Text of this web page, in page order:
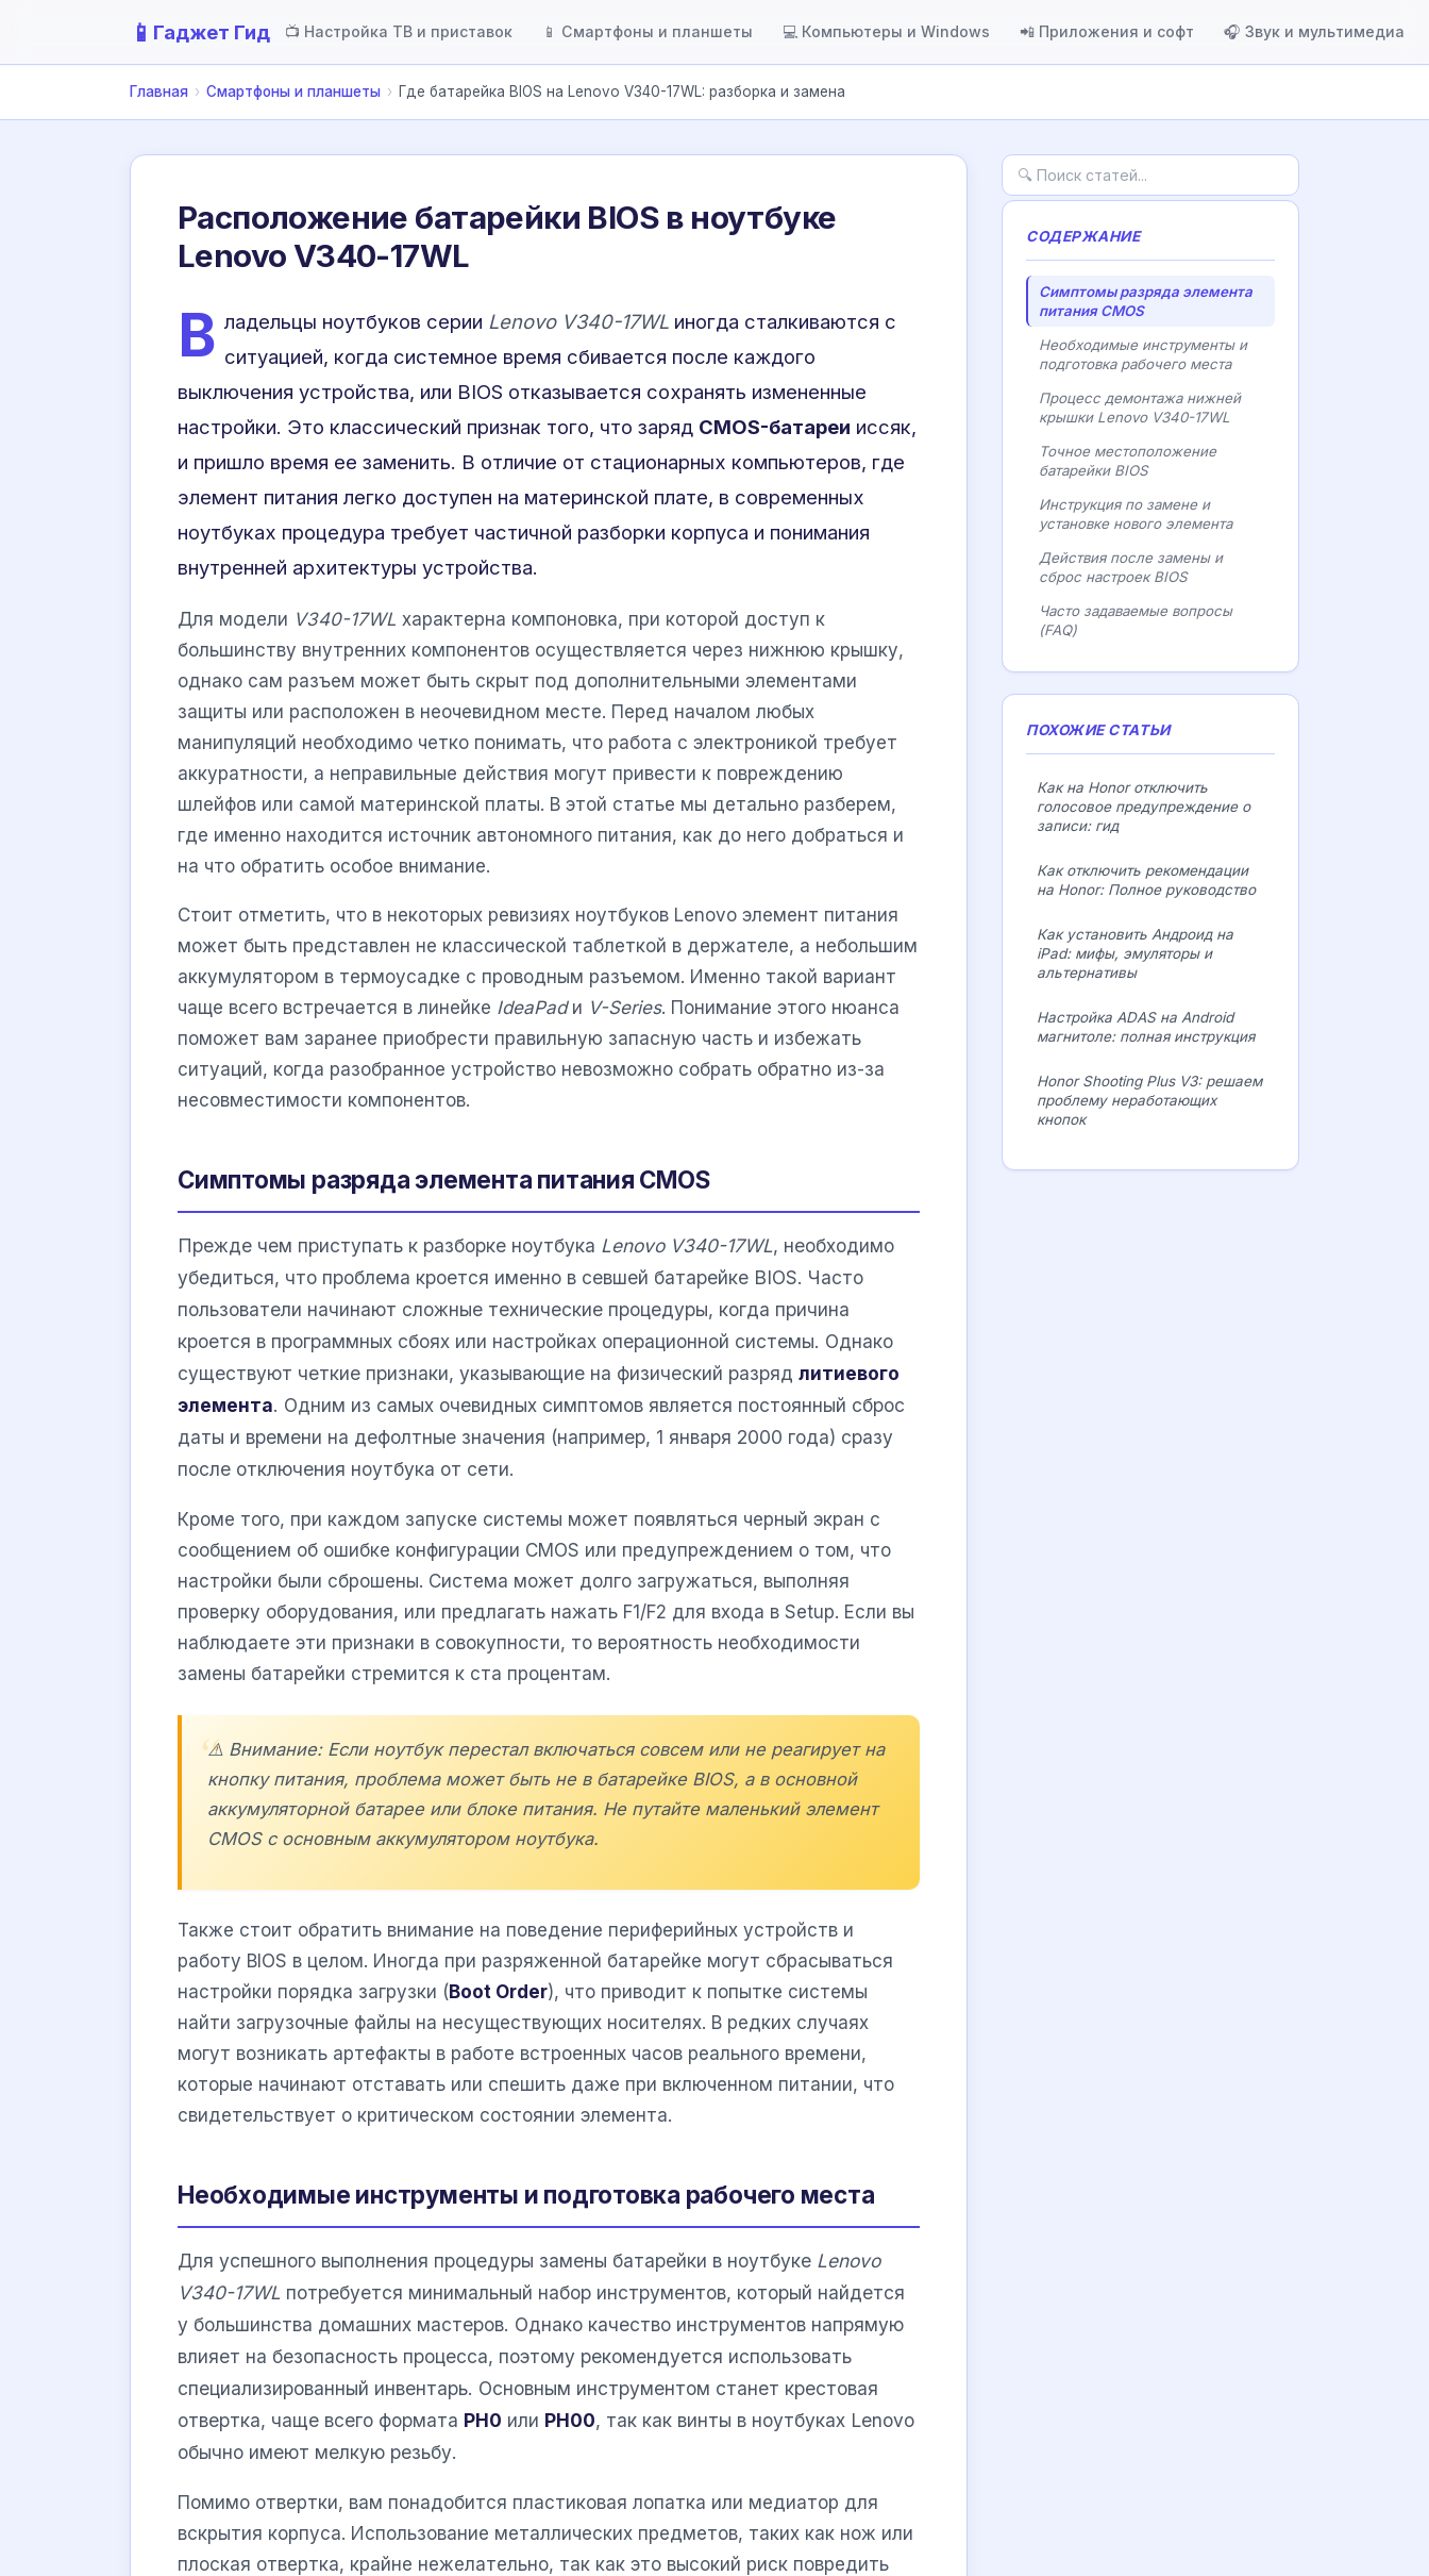
📱 Гаджет Гид 📺 Настройка ТВ и приставок 📱 Смартфоны и планшеты 💻 Компьютеры и Windows 📲 Приложения и софт 🎧 Звук и мультимедиа
Главная › Смартфоны и планшеты › Где батарейка BIOS на Lenovo V340-17WL: разборка и замена
Расположение батарейки BIOS в ноутбуке
Lenovo V340-17WL
В ладельцы ноутбуков серии Lenovo V340-17WL иногда сталкиваются с
ситуацией, когда системное время сбивается после каждого
выключения устройства, или BIOS отказывается сохранять измененные
настройки. Это классический признак того, что заряд CMOS-батареи иссяк,
и пришло время ее заменить. В отличие от стационарных компьютеров, где
элемент питания легко доступен на материнской плате, в современных
ноутбуках процедура требует частичной разборки корпуса и понимания
внутренней архитектуры устройства.
Для модели V340-17WL характерна компоновка, при которой доступ к
большинству внутренних компонентов осуществляется через нижнюю крышку,
однако сам разъем может быть скрыт под дополнительными элементами
защиты или расположен в неочевидном месте. Перед началом любых
манипуляций необходимо четко понимать, что работа с электроникой требует
аккуратности, а неправильные действия могут привести к повреждению
шлейфов или самой материнской платы. В этой статье мы детально разберем,
где именно находится источник автономного питания, как до него добраться и
на что обратить особое внимание.
Стоит отметить, что в некоторых ревизиях ноутбуков Lenovo элемент питания
может быть представлен не классической таблеткой в держателе, а небольшим
аккумулятором в термоусадке с проводным разъемом. Именно такой вариант
чаще всего встречается в линейке IdeaPadи V-Series. Понимание этого нюанса
поможет вам заранее приобрести правильную запасную часть и избежать
ситуаций, когда разобранное устройство невозможно собрать обратно из-за
несовместимости компонентов.
Симптомы разряда элемента питания CMOS
Прежде чем приступать к разборке ноутбука Lenovo V340-17WL, необходимо
убедиться, что проблема кроется именно в севшей батарейке BIOS. Часто
пользователи начинают сложные технические процедуры, когда причина
кроется в программных сбоях или настройках операционной системы. Однако
существуют четкие признаки, указывающие на физический разряд литиевого
элемента. Одним из самых очевидных симптомов является постоянный сброс
даты и времени на дефолтные значения (например, 1 января 2000 года) сразу
после отключения ноутбука от сети.
Кроме того, при каждом запуске системы может появляться черный экран с
сообщением об ошибке конфигурации CMOS или предупреждением о том, что
настройки были сброшены. Система может долго загружаться, выполняя
проверку оборудования, или предлагать нажать F1/F2 для входа в Setup. Если вы
наблюдаете эти признаки в совокупности, то вероятность необходимости
замены батарейки стремится к ста процентам.
⚠️ Внимание: Если ноутбук перестал включаться совсем или не реагирует на
кнопку питания, проблема может быть не в батарейке BIOS, а в основной
аккумуляторной батарее или блоке питания. Не путайте маленький элемент
CMOS с основным аккумулятором ноутбука.
Также стоит обратить внимание на поведение периферийных устройств и
работу BIOS в целом. Иногда при разряженной батарейке могут сбрасываться
настройки порядка загрузки ( Boot Order), что приводит к попытке системы
найти загрузочные файлы на несуществующих носителях. В редких случаях
могут возникать артефакты в работе встроенных часов реального времени,
которые начинают отставать или спешить даже при включенном питании, что
свидетельствует о критическом состоянии элемента.
Необходимые инструменты и подготовка рабочего места
Для успешного выполнения процедуры замены батарейки в ноутбуке Lenovo
V340-17WL потребуется минимальный набор инструментов, который найдется
у большинства домашних мастеров. Однако качество инструментов напрямую
влияет на безопасность процесса, поэтому рекомендуется использовать
специализированный инвентарь. Основным инструментом станет крестовая
отвертка, чаще всего формата PH0 или PH00, так как винты в ноутбуках Lenovo
обычно имеют мелкую резьбу.
Помимо отвертки, вам понадобится пластиковая лопатка или медиатор для
вскрытия корпуса. Использование металлических предметов, таких как нож или
плоская отвертка, крайне нежелательно, так как это высокий риск повредить
СОДЕРЖАНИЕ
Симптомы разряда элемента
питания CMOS
Необходимые инструменты и
подготовка рабочего места
Процесс демонтажа нижней
крышки Lenovo V340-17WL
Точное местоположение
батарейки BIOS
Инструкция по замене и
установке нового элемента
Действия после замены и
сброс настроек BIOS
Часто задаваемые вопросы
(FAQ)
ПОХОЖИЕ СТАТЬИ
Как на Honor отключить
голосовое предупреждение о
записи: гид
Как отключить рекомендации
на Honor: Полное руководство
Как установить Андроид на
iPad: мифы, эмуляторы и
альтернативы
Настройка ADAS на Android
магнитоле: полная инструкция
Honor Shooting Plus V3: решаем
проблему неработающих
кнопок